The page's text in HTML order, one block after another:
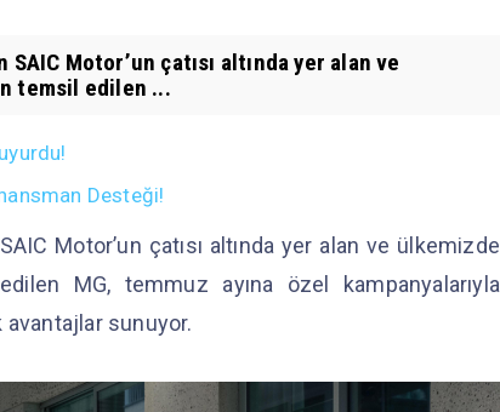
Motor’un çatısı altında yer alan ve
temsil edilen ...
Desteği!
Motor’un çatısı altında yer alan ve ülkemizde
MG, temmuz ayına özel kampanyalarıyla
sunuyor.